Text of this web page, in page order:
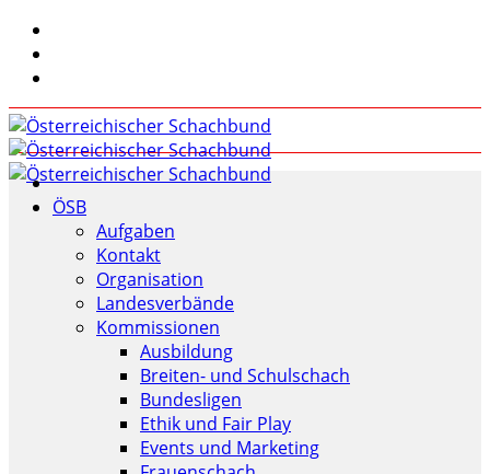
ÖSB
Aufgaben
Kontakt
Organisation
Landesverbände
Kommissionen
Ausbildung
Breiten- und Schulschach
Bundesligen
Ethik und Fair Play
Events und Marketing